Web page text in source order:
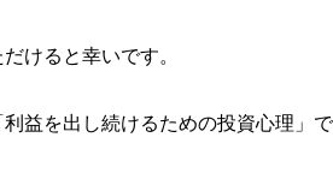
けると幸いです。
益を出し続けるための投資心理」